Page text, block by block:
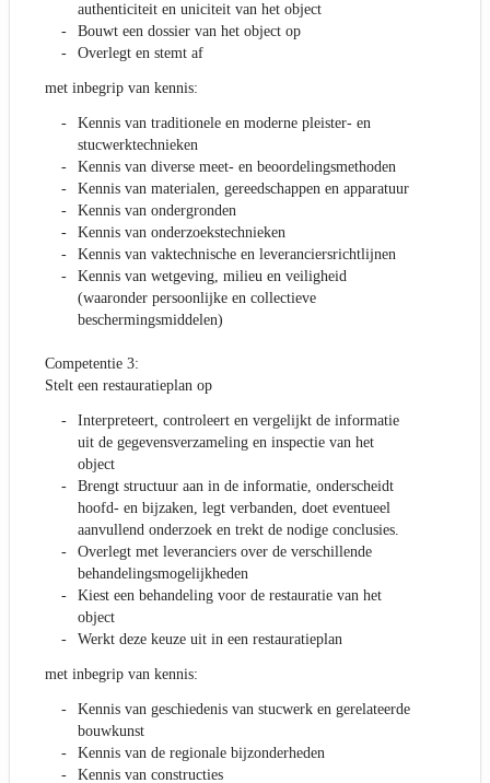
authenticiteit en uniciteit van het object
Bouwt een dossier van het object op
Overlegt en stemt af
met inbegrip van kennis:
Kennis van traditionele en moderne pleister- en
stucwerktechnieken
Kennis van diverse meet- en beoordelingsmethoden
Kennis van materialen, gereedschappen en apparatuur
Kennis van ondergronden
Kennis van onderzoekstechnieken
Kennis van vaktechnische en leveranciersrichtlijnen
Kennis van wetgeving, milieu en veiligheid
(waaronder persoonlijke en collectieve
beschermingsmiddelen)
Competentie 3:
Stelt een restauratieplan op
Interpreteert, controleert en vergelijkt de informatie
uit de gegevensverzameling en inspectie van het
object
Brengt structuur aan in de informatie, onderscheidt
hoofd- en bijzaken, legt verbanden, doet eventueel
aanvullend onderzoek en trekt de nodige conclusies.
Overlegt met leveranciers over de verschillende
behandelingsmogelijkheden
Kiest een behandeling voor de restauratie van het
object
Werkt deze keuze uit in een restauratieplan
met inbegrip van kennis:
Kennis van geschiedenis van stucwerk en gerelateerde
bouwkunst
Kennis van de regionale bijzonderheden
Kennis van constructies